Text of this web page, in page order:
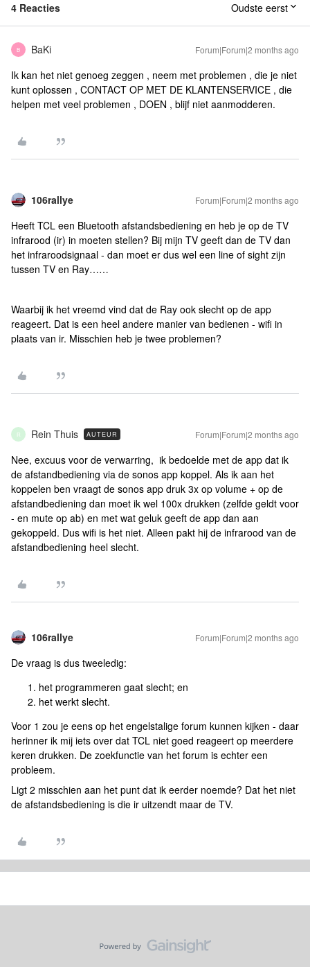
4 Reacties Oudste eerst
B BaKi Forum|Forum|2 months ago
Ik kan het niet genoeg zeggen , neem met problemen , die je niet
kunt oplossen , CONTACT OP MET DE KLANTENSERVICE , die
helpen met veel problemen , DOEN , blijf niet aanmodderen.
106rallye Forum|Forum|2 months ago
Heeft TCL een Bluetooth afstandsbediening en heb je op de TV
infrarood (ir) in moeten stellen? Bij mijn TV geeft dan de TV dan
het infraroodsignaal - dan moet er dus wel een line of sight zijn
tussen TV en Ray……
Waarbij ik het vreemd vind dat de Ray ook slecht op de app
reageert. Dat is een heel andere manier van bedienen - wifi in
plaats van ir. Misschien heb je twee problemen?
R Rein Thuis AUTEUR Forum|Forum|2 months ago
Nee, excuus voor de verwarring, ik bedoelde met de app dat ik
de afstandbediening via de sonos app koppel. Als ik aan het
koppelen ben vraagt de sonos app druk 3x op volume + op de
afstandbediening dan moet ik wel 100x drukken (zelfde geldt voor
- en mute op ab) en met wat geluk geeft de app dan aan
gekoppeld. Dus wifi is het niet. Alleen pakt hij de infrarood van de
afstandbediening heel slecht.
106rallye Forum|Forum|2 months ago
De vraag is dus tweeledig:
het programmeren gaat slecht; en
het werkt slecht.
Voor 1 zou je eens op het engelstalige forum kunnen kijken - daar
herinner ik mij iets over dat TCL niet goed reageert op meerdere
keren drukken. De zoekfunctie van het forum is echter een
probleem.
Ligt 2 misschien aan het punt dat ik eerder noemde? Dat het niet
de afstandsbediening is die ir uitzendt maar de TV.